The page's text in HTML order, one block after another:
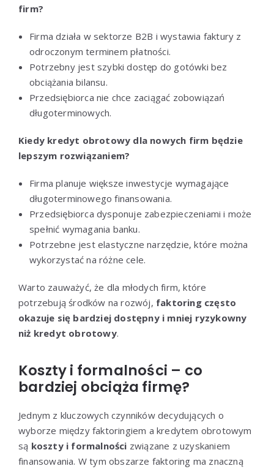
firm?
Firma działa w sektorze B2B i wystawia faktury z
odroczonym terminem płatności.
Potrzebny jest szybki dostęp do gotówki bez
obciążania bilansu.
Przedsiębiorca nie chce zaciągać zobowiązań
długoterminowych.
Kiedy kredyt obrotowy dla nowych firm będzie
lepszym rozwiązaniem?
Firma planuje większe inwestycje wymagające
długoterminowego finansowania.
Przedsiębiorca dysponuje zabezpieczeniami i może
spełnić wymagania banku.
Potrzebne jest elastyczne narzędzie, które można
wykorzystać na różne cele.
Warto zauważyć, że dla młodych firm, które
potrzebują środków na rozwój, faktoring często
okazuje się bardziej dostępny i mniej ryzykowny
niż kredyt obrotowy.
Koszty i formalności – co
bardziej obciąża firmę?
Jednym z kluczowych czynników decydujących o
wyborze między faktoringiem a kredytem obrotowym
są koszty i formalności związane z uzyskaniem
finansowania. W tym obszarze faktoring ma znaczną